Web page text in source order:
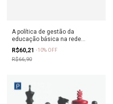
A política de gestão da
educação básica na rede
estadual de ensino do Rio
Grande do Sul (2007-2010)
R$60,21 -10% OFF
R$66,90